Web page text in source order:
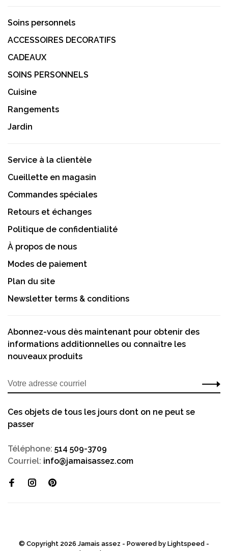
Soins personnels
ACCESSOIRES DECORATIFS
CADEAUX
SOINS PERSONNELS
Cuisine
Rangements
Jardin
Service à la clientèle
Cueillette en magasin
Commandes spéciales
Retours et échanges
Politique de confidentialité
À propos de nous
Modes de paiement
Plan du site
Newsletter terms & conditions
Abonnez-vous dès maintenant pour obtenir des
informations additionnelles ou connaître les
nouveaux produits
Ces objets de tous les jours dont on ne peut se
passer
Téléphone: 514 509-3709
Courriel: info@jamaisassez.com
© Copyright 2026 Jamais assez - Powered by Lightspeed -